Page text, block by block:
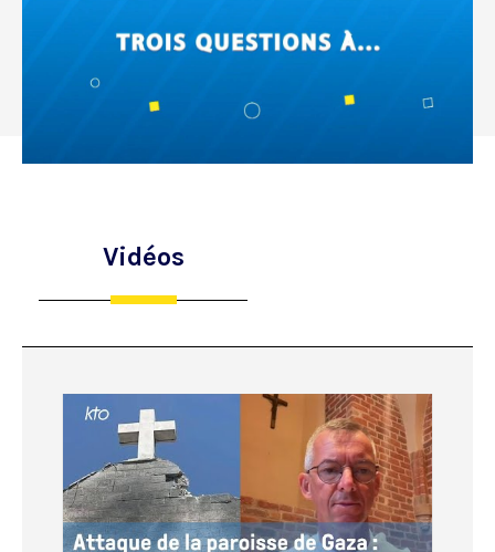
Vidéos